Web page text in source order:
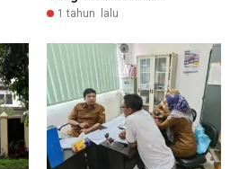
1 tahun lalu